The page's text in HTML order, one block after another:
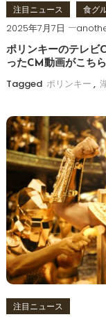
注目ニュース 食グ
2025年7月7日
ポリンキーのテレビ
ったCM動画がこちら
Tagged ポリンキー ,
注目ニュース